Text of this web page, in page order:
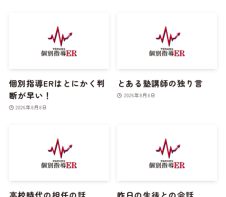
個別指導ERはとにかく判
断が早い！
2026年8月8日
とある塾講師の独り言
2026年8月8日